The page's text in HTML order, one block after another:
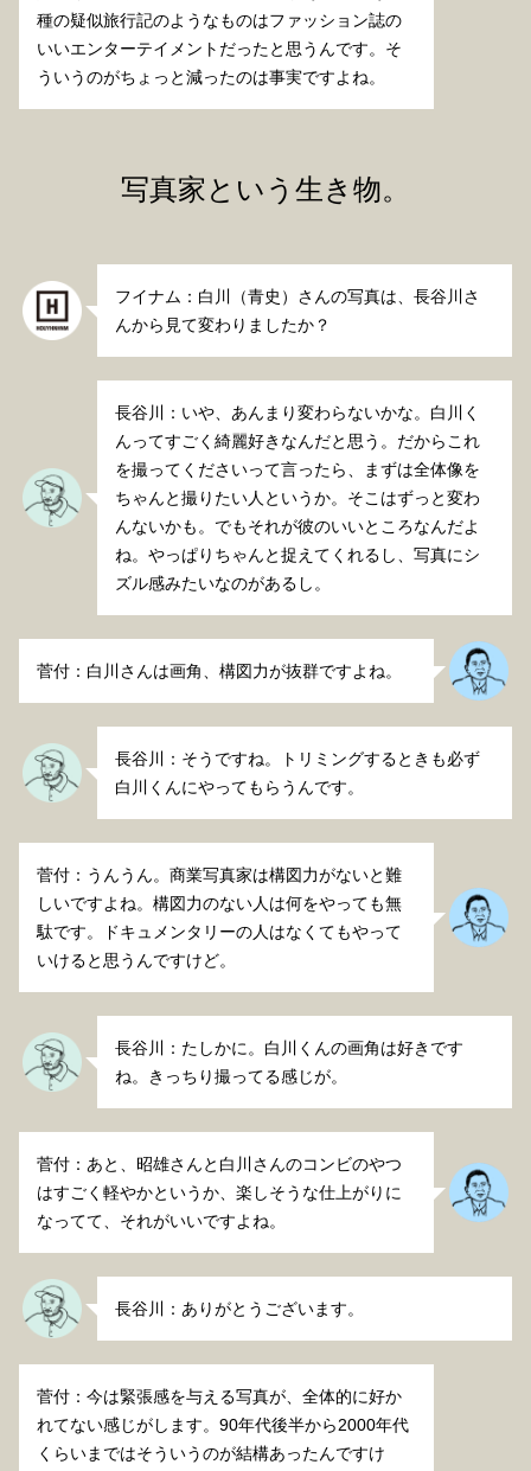
種の疑似旅行記のようなものはファッション誌の
いいエンターテイメントだったと思うんです。そ
ういうのがちょっと減ったのは事実ですよね。
写真家という生き物。
フイナム：白川（青史）さんの写真は、長谷川さ
んから見て変わりましたか？
長谷川：いや、あんまり変わらないかな。白川く
んってすごく綺麗好きなんだと思う。だからこれ
を撮ってくださいって言ったら、まずは全体像を
ちゃんと撮りたい人というか。そこはずっと変わ
んないかも。でもそれが彼のいいところなんだよ
ね。やっぱりちゃんと捉えてくれるし、写真にシ
ズル感みたいなのがあるし。
菅付：白川さんは画角、構図力が抜群ですよね。
長谷川：そうですね。トリミングするときも必ず
白川くんにやってもらうんです。
菅付：うんうん。商業写真家は構図力がないと難
しいですよね。構図力のない人は何をやっても無
駄です。ドキュメンタリーの人はなくてもやって
いけると思うんですけど。
長谷川：たしかに。白川くんの画角は好きです
ね。きっちり撮ってる感じが。
菅付：あと、昭雄さんと白川さんのコンビのやつ
はすごく軽やかというか、楽しそうな仕上がりに
なってて、それがいいですよね。
長谷川：ありがとうございます。
菅付：今は緊張感を与える写真が、全体的に好か
れてない感じがします。90年代後半から2000年代
くらいまではそういうのが結構あったんですけ